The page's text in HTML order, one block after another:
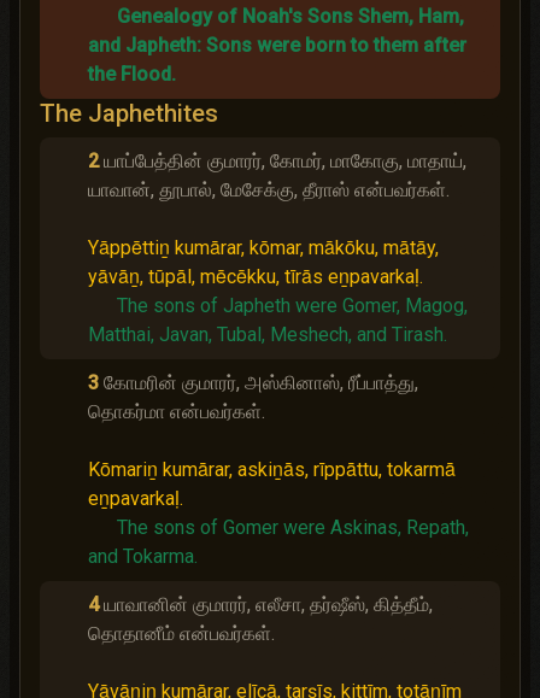
Genealogy of Noah's Sons Shem, Ham,
and Japheth: Sons were born to them after
the Flood.
The Japhethites
2 யாப்பேத்தின் குமாரர், கோமர், மாகோகு, மாதாய்,
யாவான், தூபால், மேசேக்கு, தீராஸ் என்பவர்கள்.
Yāppēttiṉ kumārar, kōmar, mākōku, mātāy,
yāvāṉ, tūpāl, mēcēkku, tīrās eṉpavarkaḷ.
The sons of Japheth were Gomer, Magog,
Matthai, Javan, Tubal, Meshech, and Tirash.
3 கோமரின் குமாரர், அஸ்கினாஸ், ரீப்பாத்து,
தொகர்மா என்பவர்கள்.
Kōmariṉ kumārar, askiṉās, rīppāttu, tokarmā
eṉpavarkaḷ.
The sons of Gomer were Askinas, Repath,
and Tokarma.
4 யாவானின் குமாரர், எலீசா, தர்ஷீஸ், கித்தீம்,
தொதானீம் என்பவர்கள்.
Yāvāṉiṉ kumārar, elīcā, tarṣīs, kittīm, totāṉīm